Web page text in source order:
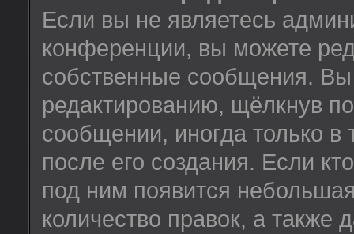
Если вы не являетесь
конференции, вы можете
собственные сообщения.
редактированию, щёлкнув
сообщении, иногда только в
после его создания. Если
под ним появится
количество правок, а также